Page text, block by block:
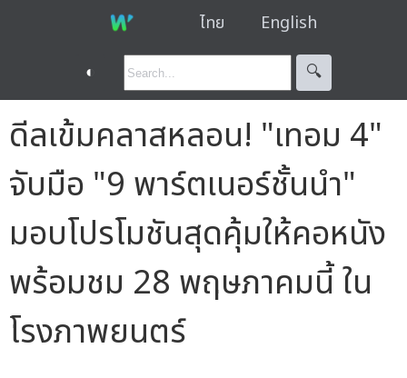
ไทย English
◐ 🔍︎
ดีลเข้มคลาสหลอน! "เทอม 4"
จับมือ "9 พาร์ตเนอร์ชั้นนำ"
มอบโปรโมชันสุดคุ้มให้คอหนัง
พร้อมชม 28 พฤษภาคมนี้ ใน
โรงภาพยนตร์